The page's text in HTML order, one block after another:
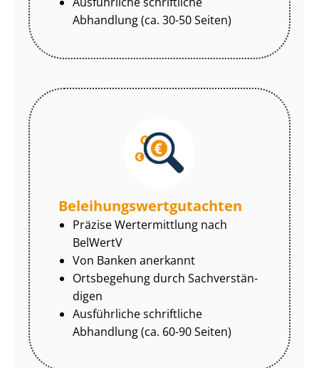
Abhandlung (ca. 30-50 Seiten)
Be­lei­hungs­wert­gut­ach­ten
Präzise Wertermittlung nach
BelWertV
Von Banken anerkannt
Ortsbegehung durch Sach­ver­stän­
di­gen
Ausführliche schriftliche
Abhandlung (ca. 60-90 Seiten)